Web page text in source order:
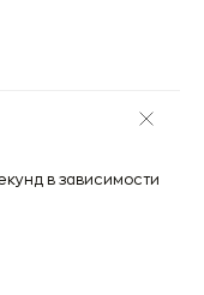
в зависимости